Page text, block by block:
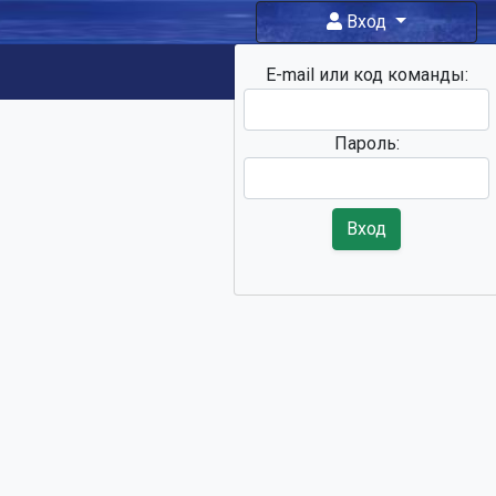
Вход
E-mail или код команды:
Пароль:
Вход